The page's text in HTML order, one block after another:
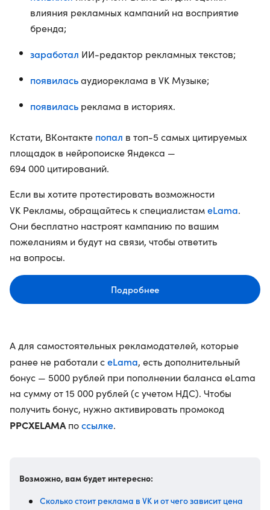
влияния рекламных кампаний на восприятие
бренда;
заработал ИИ-редактор рекламных текстов;
появиласьаудиореклама в VK Музыке;
появилась реклама в историях.
Кстати, ВКонтакте попал в топ-5 самых цитируемых
площадок в нейропоиске Яндекса —
694 000 цитирований.
Если вы хотите протестировать возможности
VK Рекламы, обращайтесь к специалистамeLama.
Они бесплатно настроят кампанию по вашим
пожеланиям и будут на связи, чтобы ответить
на вопросы.
Подробнее
А для самостоятельных рекламодателей, которые
ранее не работали сeLama, есть дополнительный
бонус — 5000 рублей при пополнении баланса eLama
на сумму от 15 000 рублей (с учетом НДС). Чтобы
получить бонус, нужно активировать промокод
PPCXELAMAпоссылке.
Возможно, вам будет интересно:
Сколько стоит реклама в VK и от чего зависит цена